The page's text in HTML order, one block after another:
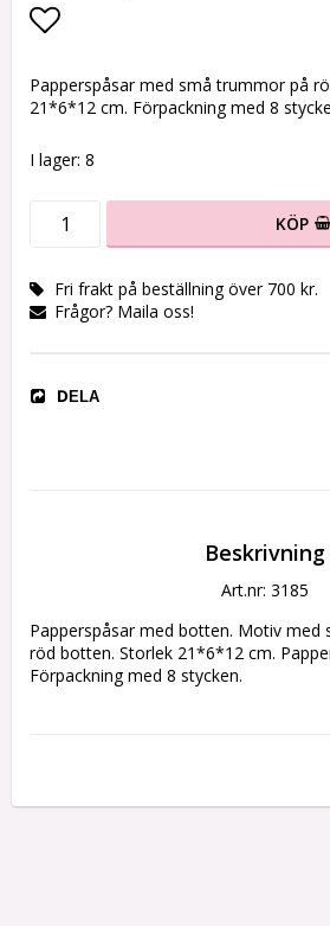
Lägg till i favoritlistan
Papperspåsar med små trummor på
21*6*12 cm. Förpackning med 8
I lager: 8
KÖP
Fri frakt på beställning över 700 kr.
Frågor? Maila oss!
DELA
Beskrivning
Art.nr: 3185
Papperspåsar med botten. Motiv med
röd botten. Storlek 21*6*12 cm.
Förpackning med 8 stycken.